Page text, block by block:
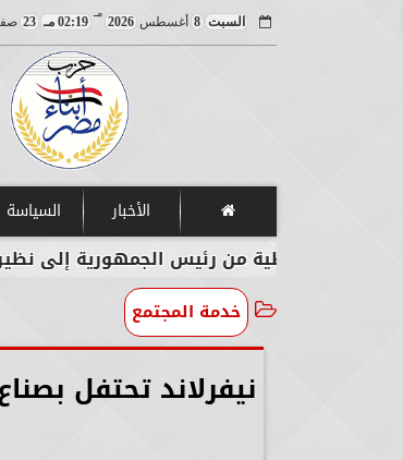
السبت 8 أغسطس2026
مـ
02:19 مـ 23
الأخبار السياسة
من رئيس الجمهورية إلى نظيره التشادي
خدمة المجتمع
نيفرلاند تحتفل